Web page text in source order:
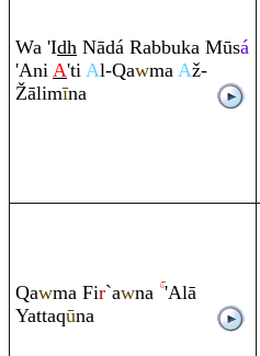
Wa 'Idh Nādá Rabbuka Mūsá
'Ani A'ti Al-Qawma Až-
Žālimīna
Qawma Fir`awna 'Alā
Yattaqūna